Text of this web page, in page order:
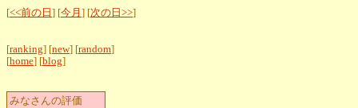
[<<前の日 ] [今月 ] [次の日>>]
[ranking] [new] [random]
[home] [blog]
みなさんの評価